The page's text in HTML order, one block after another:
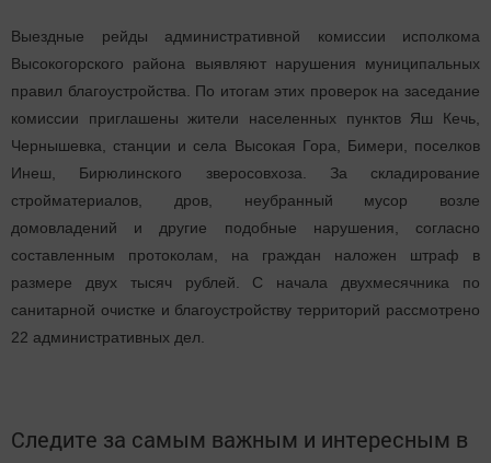
Выездные рейды административной комиссии исполкома
Высокогорского района выявляют нарушения муниципальных
правил благоустройства. По итогам этих проверок на заседание
комиссии приглашены жители населенных пунктов Яш Кечь,
Чернышевка, станции и села Высокая Гора, Бимери, поселков
Инеш, Бирюлинского зверосовхоза. За складирование
стройматериалов, дров, неубранный мусор возле
домовладений и другие подобные нарушения, согласно
составленным протоколам, на граждан наложен штраф в
размере двух тысяч рублей. С начала двухмесячника по
санитарной очистке и благоустройству территорий рассмотрено
22 административных дел.
Следите за самым важным и интересным в